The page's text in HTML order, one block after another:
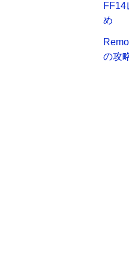
FF14
め
の攻